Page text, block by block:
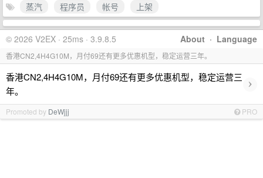
蒸汽 程序员 帐号 上架
About · Language
© 2026 V2EX · 25ms · 3.9.8.5
香港CN2,4H4G10M，月付69还有更多优惠机型，稳定运营三年。
香港CN2,4H4G10M，月付69还有更多优惠机型，稳定运营三
年。
›
Promoted by DeWjjj PRO